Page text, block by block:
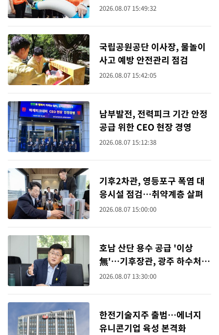
2026.08.07 15:49:32
국립공원공단 이사장, 물놀이
사고 예방 안전관리 점검
2026.08.07 15:42:05
남부발전, 전력피크 기간 안정
공급 위한 CEO 현장 경영
2026.08.07 15:12:38
기후2차관, 영등포구 폭염 대
응시설 점검…취약계층 살펴
2026.08.07 15:00:00
호남 산단 용수 공급 '이상
無'…기후장관, 광주 하수처리
장 방문
2026.08.07 13:30:00
한전기술지주 출범…에너지
유니콘기업 육성 본격화